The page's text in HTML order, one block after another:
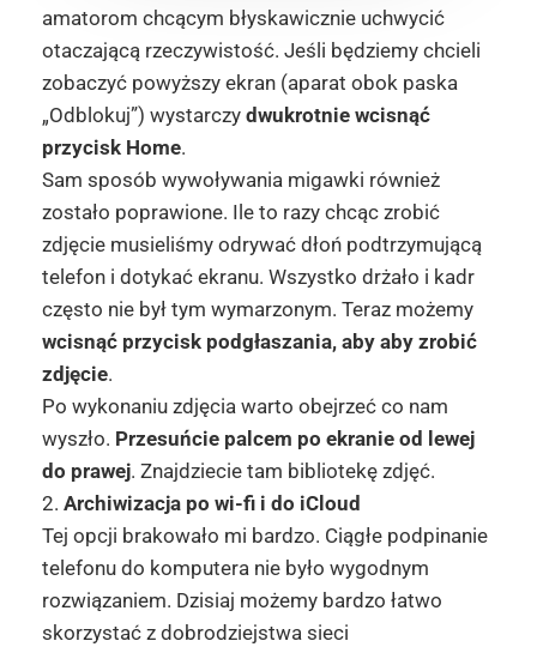
amatorom chcącym błyskawicznie uchwycić
otaczającą rzeczywistość. Jeśli będziemy chcieli
zobaczyć powyższy ekran (aparat obok paska
„Odblokuj”) wystarczy dwukrotnie wcisnąć
przycisk Home.
Sam sposób wywoływania migawki również
zostało poprawione. Ile to razy chcąc zrobić
zdjęcie musieliśmy odrywać dłoń podtrzymującą
telefon i dotykać ekranu. Wszystko drżało i kadr
często nie był tym wymarzonym. Teraz możemy
wcisnąć przycisk podgłaszania, aby aby zrobić
zdjęcie.
Po wykonaniu zdjęcia warto obejrzeć co nam
wyszło. Przesuńcie palcem po ekranie od lewej
do prawej. Znajdziecie tam bibliotekę zdjęć.
2. Archiwizacja po wi-fi i do iCloud
Tej opcji brakowało mi bardzo. Ciągłe podpinanie
telefonu do komputera nie było wygodnym
rozwiązaniem. Dzisiaj możemy bardzo łatwo
skorzystać z dobrodziejstwa sieci